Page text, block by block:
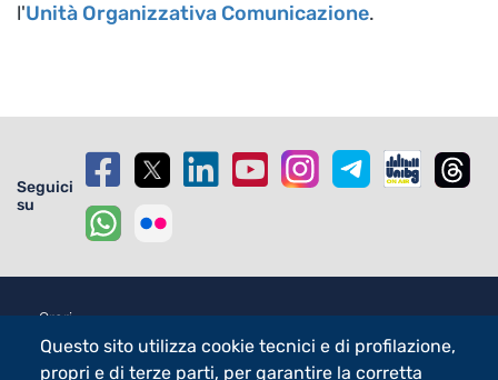
l'Unità Organizzativa Comunicazione.
Questo sito utilizza cookie tecnici e di profilazione,
propri e di terze parti, per garantire la corretta
Seguici
su
Footer - 1
Orari
Centri di Ateneo